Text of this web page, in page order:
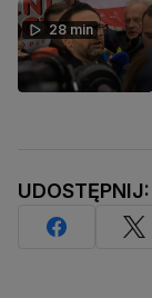
28 min
UDOSTĘPNIJ: